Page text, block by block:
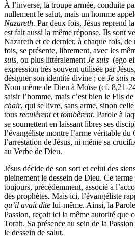
À l’inverse, la troupe armée, conduite
nullement le salut, mais un homme
Nazareth. Par deux fois, Jésus reprend
est fait aussi la même réponse. Ils sont
Nazareth et ce dernier, à chaque fois,
fois, se présente, librement, avec les
suis, ou plus littéralement Je suis (ego
expression très souvent utilisée par
désigner son identité divine ; ce Je suis
Nom même de Dieu à Moïse (cf. 8,21-
saisir l’homme, mais c’est bien le Fils
chair, qui se livre, sans arme, sinon
tous reculèrentet tombèrent. Parole à
se soumettent en laissant libres ses
l’évangéliste montre l’arme véritable
l’arrestation de Jésus, ni même sa
au Verbe de Dieu.
Jésus décide de son sort et celui des
pleinement le dessein de Dieu. Ce
toujours, précédemment, associé à
des prophètes. Mais ici, l’évangéliste
qu’il avait dite lui-même. Ainsi, la
Passion, reçoit ici la même autorité que
Torah. Sa présence au sein de la
le dessein de salut.